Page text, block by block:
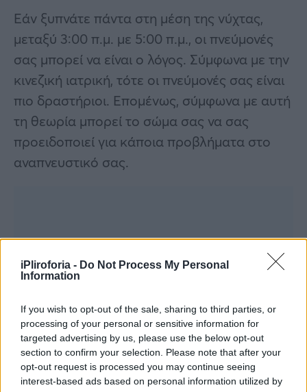
iPliroforia - Do Not Process My Personal
Information
If you wish to opt-out of the sale, sharing to third parties, or
processing of your personal or sensitive information for
targeted advertising by us, please use the below opt-out
section to confirm your selection. Please note that after your
opt-out request is processed you may continue seeing
interest-based ads based on personal information utilized by
Εάν ξυπνάτε πάντα στη μέση της νύχτας,
μεταξύ 3:00 π.μ. με 5:00 π.μ., οι πνεύμονές
σας μπορεί να είναι ο λόγος. Σύμφωνα με την
κινεζική ιατρική, τότε οι πνεύμονές σας είναι
πιο δραστήριοι. Επομένως, σύμφωνα με αυτή
τη θεωρία μπορεί το σώμα σας να σας
προειδοποιεί για κάποια προβλήματα στο
αναπνευστικό σας.